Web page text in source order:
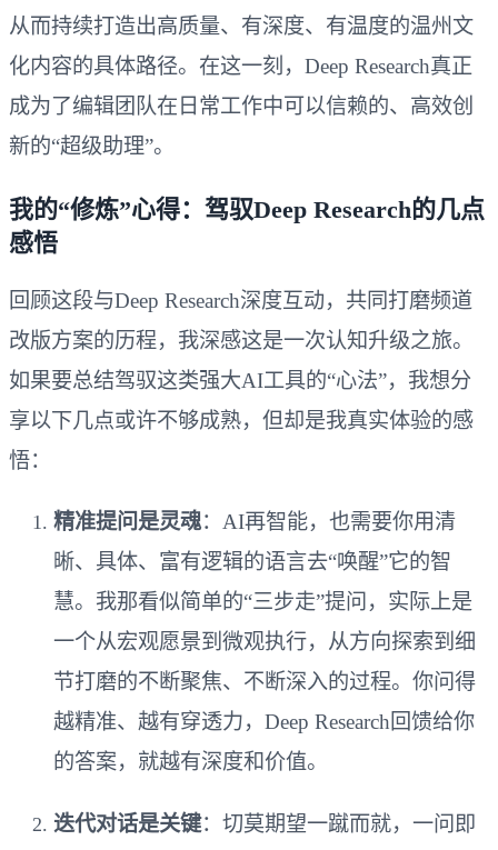
从而持续打造出高质量、有深度、有温度的温州文
化内容的具体路径。在这一刻，Deep Research真正
成为了编辑团队在日常工作中可以信赖的、高效创
新的“超级助理”。
我的“修炼”心得：驾驭Deep Research的几点
感悟
回顾这段与Deep Research深度互动，共同打磨频道
改版方案的历程，我深感这是一次认知升级之旅。
如果要总结驾驭这类强大AI工具的“心法”，我想分
享以下几点或许不够成熟，但却是我真实体验的感
悟：
精准提问是灵魂：AI再智能，也需要你用清
晰、具体、富有逻辑的语言去“唤醒”它的智
慧。我那看似简单的“三步走”提问，实际上是
一个从宏观愿景到微观执行，从方向探索到细
节打磨的不断聚焦、不断深入的过程。你问得
越精准、越有穿透力，Deep Research回馈给你
的答案，就越有深度和价值。
迭代对话是关键：切莫期望一蹴而就，一问即